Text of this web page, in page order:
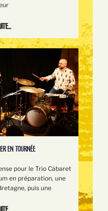
EN TOURNÉE
pour le Trio Cabaret
en préparation, une
puis une